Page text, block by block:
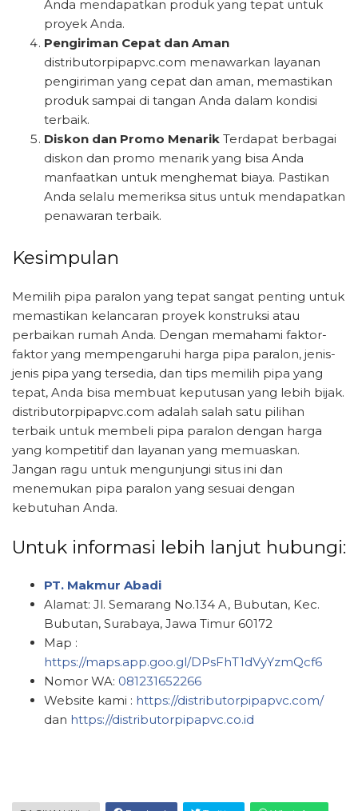
Anda mendapatkan produk yang tepat untuk
proyek Anda.
Pengiriman Cepat dan Aman
distributorpipapvc.com menawarkan layanan
pengiriman yang cepat dan aman, memastikan
produk sampai di tangan Anda dalam kondisi
terbaik.
Diskon dan Promo Menarik Terdapat berbagai
diskon dan promo menarik yang bisa Anda
manfaatkan untuk menghemat biaya. Pastikan
Anda selalu memeriksa situs untuk mendapatkan
penawaran terbaik.
Kesimpulan
Memilih pipa paralon yang tepat sangat penting untuk
memastikan kelancaran proyek konstruksi atau
perbaikan rumah Anda. Dengan memahami faktor-
faktor yang mempengaruhi harga pipa paralon, jenis-
jenis pipa yang tersedia, dan tips memilih pipa yang
tepat, Anda bisa membuat keputusan yang lebih bijak.
distributorpipapvc.com adalah salah satu pilihan
terbaik untuk membeli pipa paralon dengan harga
yang kompetitif dan layanan yang memuaskan.
Jangan ragu untuk mengunjungi situs ini dan
menemukan pipa paralon yang sesuai dengan
kebutuhan Anda.
Untuk informasi lebih lanjut hubungi:
PT. Makmur Abadi
Alamat: Jl. Semarang No.134 A, Bubutan, Kec.
Bubutan, Surabaya, Jawa Timur 60172
Map :
https://maps.app.goo.gl/DPsFhT1dVyYzmQcf6
Nomor WA: 081231652266
Website kami : https://distributorpipapvc.com/
dan https://distributorpipapvc.co.id